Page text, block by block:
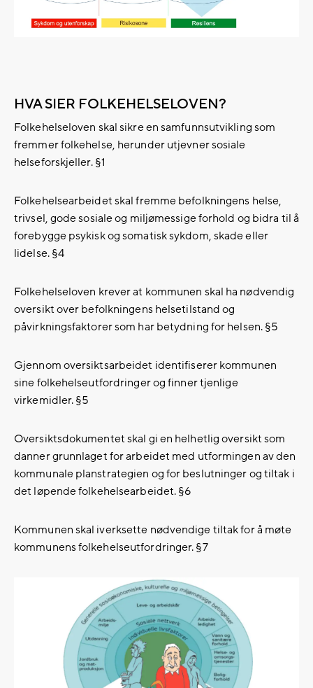
HVA SIER FOLKEHELSELOVEN?
Folkehelseloven skal sikre en samfunnsutvikling som
fremmer folkehelse, herunder utjevner sosiale
helseforskjeller. §1
Folkehelsearbeidet skal fremme befolkningens helse,
trivsel, gode sosiale og miljømessige forhold og bidra til å
forebygge psykisk og somatisk sykdom, skade eller
lidelse. §4
Folkehelseloven krever at kommunen skal ha nødvendig
oversikt over befolkningens helsetilstand og
påvirkningsfaktorer som har betydning for helsen. §5
Gjennom oversiktsarbeidet identifiserer kommunen
sine folkehelseutfordringer og finner tjenlige
virkemidler. §5
Oversiktsdokumentet skal gi en helhetlig oversikt som
danner grunnlaget for arbeidet med utformingen av den
kommunale planstrategien og for beslutninger og tiltak i
det løpende folkehelsearbeidet. §6
Kommunen skal iverksette nødvendige tiltak for å møte
kommunens folkehelseutfordringer. §7